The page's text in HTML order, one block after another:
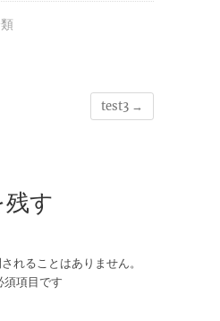
test3 →
す
れることはありません。
須項目です